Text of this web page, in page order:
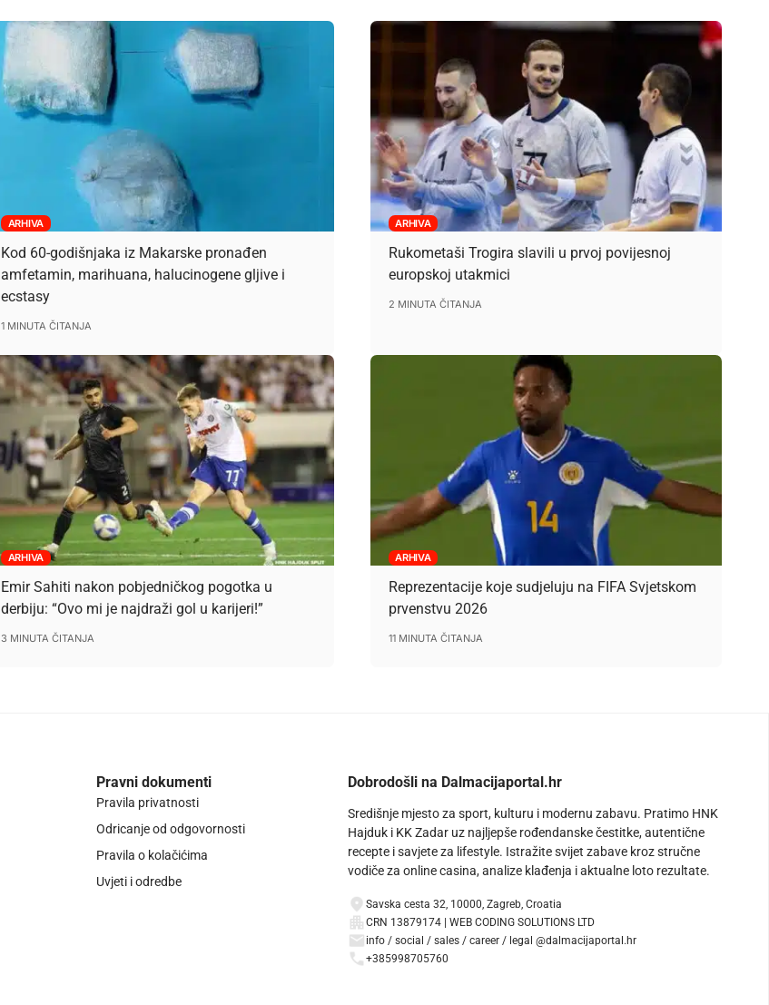
ARHIVA
Kod 60-godišnjaka iz Makarske pronađen
amfetamin, marihuana, halucinogene gljive i
ecstasy
1 MINUTA ČITANJA
ARHIVA
Rukometaši Trogira slavili u prvoj povijesnoj
europskoj utakmici
2 MINUTA ČITANJA
ARHIVA
Emir Sahiti nakon pobjedničkog pogotka u
derbiju: “Ovo mi je najdraži gol u karijeri!”
3 MINUTA ČITANJA
ARHIVA
Reprezentacije koje sudjeluju na FIFA Svjetskom
prvenstvu 2026
11 MINUTA ČITANJA
Pravni dokumenti
Pravila privatnosti
Odricanje od odgovornosti
Pravila o kolačićima
Uvjeti i odredbe
Dobrodošli na Dalmacijaportal.hr
Središnje mjesto za sport, kulturu i modernu zabavu. Pratimo HNK
Hajduk i KK Zadar uz najljepše rođendanske čestitke, autentične
recepte i savjete za lifestyle. Istražite svijet zabave kroz stručne
vodiče za online casina, analize klađenja i aktualne loto rezultate.
Savska cesta 32, 10000, Zagreb, Croatia
CRN 13879174 | WEB CODING SOLUTIONS LTD
info / social / sales / career / legal @dalmacijaportal.hr
+385998705760